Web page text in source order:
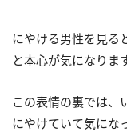
にやける男性を見る
と本心が気になりま
この表情の裏では、
にやけていて気にな